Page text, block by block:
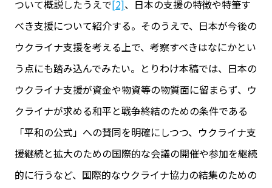
ついて概説したうえで[2]、日本の支援の特徴や特筆す
べき支援について紹介する。そのうえで、日本が今後の
ウクライナ支援を考える上で、考察すべきはなにかとい
う点にも踏み込んでみたい。とりわけ本稿では、日本の
ウクライナ支援が資金や物資等の物質面に留まらず、ウ
クライナが求める和平と戦争終結のための条件である
「平和の公式」への賛同を明確にしつつ、ウクライナ支
援継続と拡大のための国際的な会議の開催や参加を継続
的に行うなど、国際的なウクライナ協力の結集のための